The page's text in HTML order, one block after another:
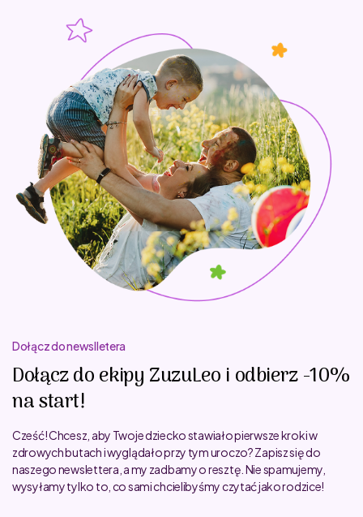
Dołącz do newslletera
Dołącz do ekipy ZuzuLeo i odbierz -10%
na start!
Cześć! Chcesz, aby Twoje dziecko stawiało pierwsze kroki w
zdrowych butach i wyglądało przy tym uroczo? Zapisz się do
naszego newslettera, a my zadbamy o resztę. Nie spamujemy,
wysyłamy tylko to, co sami chcielibyśmy czytać jako rodzice!